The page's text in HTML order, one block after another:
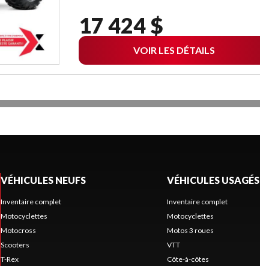
17 424 $
VOIR LES DÉTAILS
VÉHICULES NEUFS
Inventaire complet
Motocyclettes
Motocross
Scooters
T-Rex
VÉHICULES USAGÉS
Inventaire complet
Motocyclettes
Motos 3 roues
VTT
Côte-à-côtes